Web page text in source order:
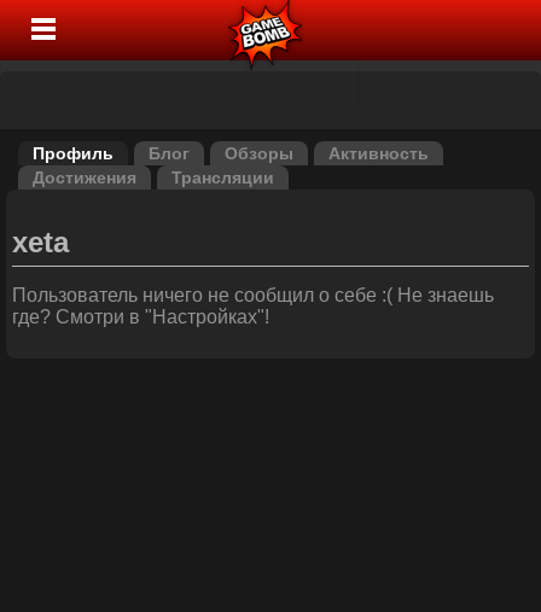
Профиль Блог Обзоры
Активность
Достижения
Трансляции
xeta
Пользователь ничего не сообщил о себе :( Не знаешь
где? Смотри в "Настройках"!